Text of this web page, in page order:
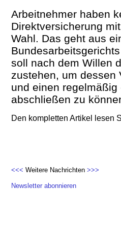
Arbeitnehmer haben
Direktversicherung
Wahl. Das geht aus
soll nach dem Willen
zustehen, um dessen
und einen
abschließen zu
Den kompletten Artikel lesen
<<< Weitere Nachrichten >>>
Newsletter abonnieren